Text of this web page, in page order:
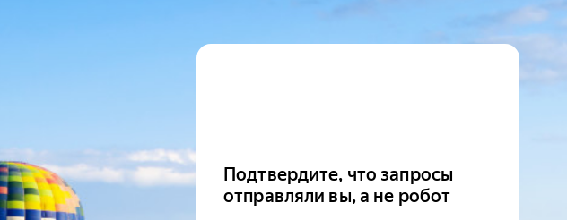
Подтвердите, что запросы
отправляли вы, а не робот